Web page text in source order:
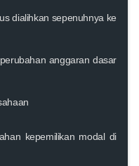
dialihkan sepenuhnya ke
anggaran dasar
kepemilikan modal di